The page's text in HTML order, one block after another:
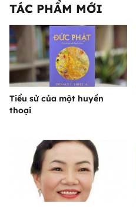
TÁC PHẨM MỚI
Tiểu sử của một huyền
thoại